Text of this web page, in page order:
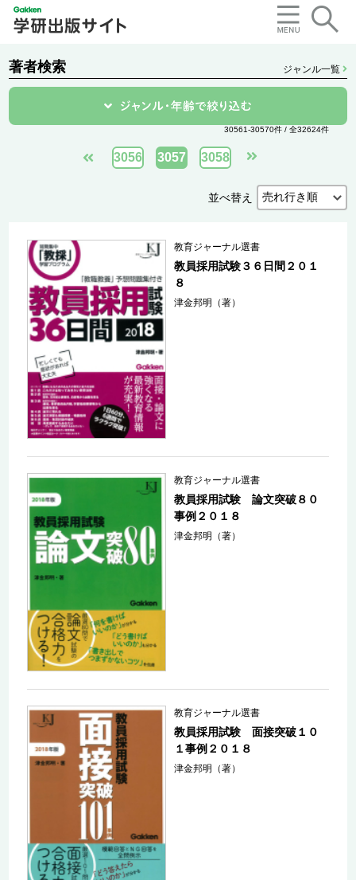
著者検索 ジャンル一覧
30561-30570件 / 全32624件
3056 3057 3058
並べ替え
教育ジャーナル選書
教員採用試験３６日間２０１
８
津金邦明（著）
教育ジャーナル選書
教員採用試験 論文突破８０
事例２０１８
津金邦明（著）
教育ジャーナル選書
教員採用試験 面接突破１０
１事例２０１８
津金邦明（著）